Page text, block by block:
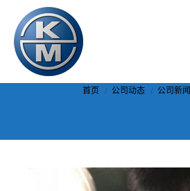
首页
行业应用
现场服务
你在这里：
首页 公司动态 公司新闻